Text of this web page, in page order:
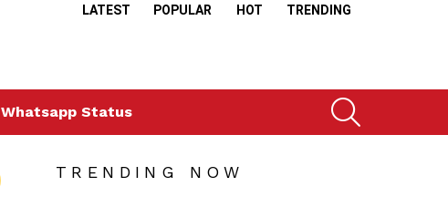
LATEST POPULAR HOT TRENDING
Whatsapp Status
TRENDING NOW